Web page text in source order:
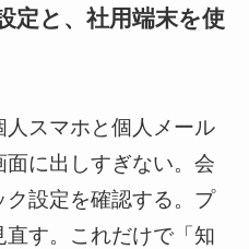
定と、社用端末を使
スマホと個人メール
に出しすぎない。会
設定を確認する。プ
直す。これだけで「知